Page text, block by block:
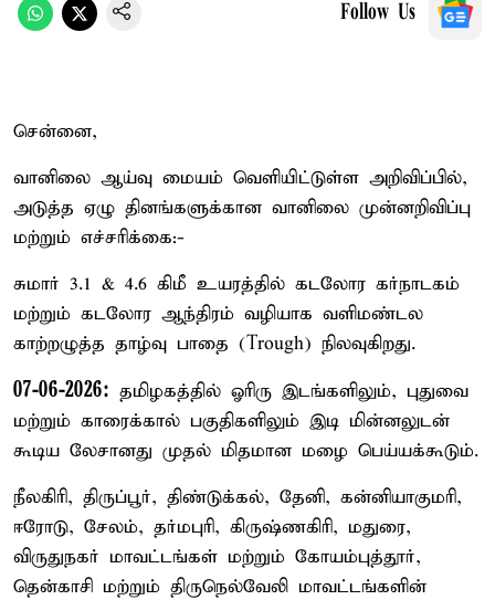
Follow Us
சென்னை,
வானிலை ஆய்வு மையம் வெளியிட்டுள்ள அறிவிப்பில்,
அடுத்த ஏழு தினங்களுக்கான வானிலை முன்னறிவிப்பு
மற்றும் எச்சரிக்கை:-
சுமார் 3.1 & 4.6 கிமீ உயரத்தில் கடலோர கர்நாடகம்
மற்றும் கடலோர ஆந்திரம் வழியாக வளிமண்டல
காற்றழுத்த தாழ்வு பாதை (Trough) நிலவுகிறது.
07-06-2026: தமிழகத்தில் ஓரிரு இடங்களிலும், புதுவை
மற்றும் காரைக்கால் பகுதிகளிலும் இடி மின்னலுடன்
கூடிய லேசானது முதல் மிதமான மழை பெய்யக்கூடும்.
நீலகிரி, திருப்பூர், திண்டுக்கல், தேனி, கன்னியாகுமரி,
ஈரோடு, சேலம், தர்மபுரி, கிருஷ்ணகிரி, மதுரை,
விருதுநகர் மாவட்டங்கள் மற்றும் கோயம்புத்தூர்,
தென்காசி மற்றும் திருநெல்வேலி மாவட்டங்களின்